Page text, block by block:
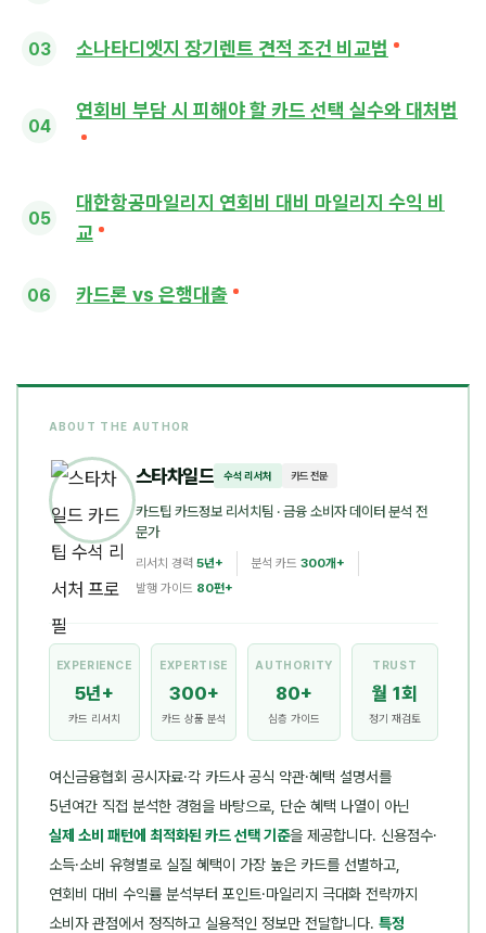
소나타디엣지 장기렌트 견적 조건 비교법
연회비 부담 시 피해야 할 카드 선택 실수와 대처법
대한항공마일리지 연회비 대비 마일리지 수익 비
교
카드론 vs 은행대출
ABOUT THE AUTHOR
스타차일드 수석 리서처 카드 전문
카드팁 카드정보 리서치팀 · 금융 소비자 데이터 분석 전
문가
리서치 경력 5년+ 분석 카드 300개+
발행 가이드 80편+
EXPERIENCE
5년+
카드 리서치
EXPERTISE
300+
카드 상품 분석
AUTHORITY
80+
심층 가이드
TRUST
월 1회
정기 재검토
여신금융협회 공시자료·각 카드사 공식 약관·혜택 설명서를
5년여간 직접 분석한 경험을 바탕으로, 단순 혜택 나열이 아닌
실제 소비 패턴에 최적화된 카드 선택 기준을 제공합니다. 신용점수·
소득·소비 유형별로 실질 혜택이 가장 높은 카드를 선별하고,
연회비 대비 수익률 분석부터 포인트·마일리지 극대화 전략까지
소비자 관점에서 정직하고 실용적인 정보만 전달합니다. 특정